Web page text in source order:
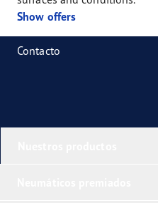
Show offers
Contacto